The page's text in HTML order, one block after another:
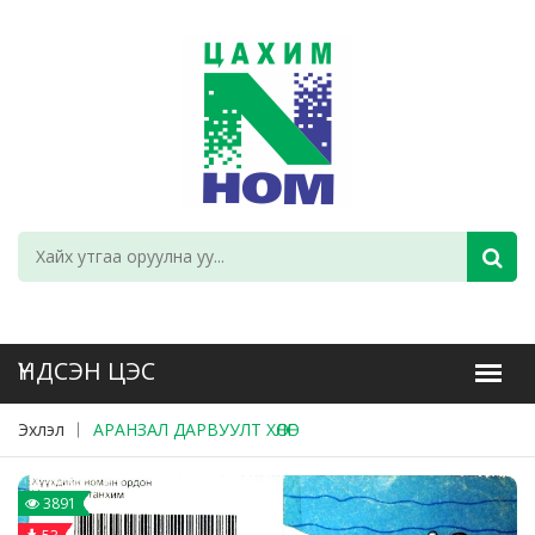
Эхлэл АРАНЗАЛ ДАРВУУЛТ ХӨЛӨГ
3891